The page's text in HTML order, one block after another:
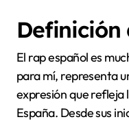
Definición
El rap español es
para mí, representa
expresión que refleja
España. Desde sus